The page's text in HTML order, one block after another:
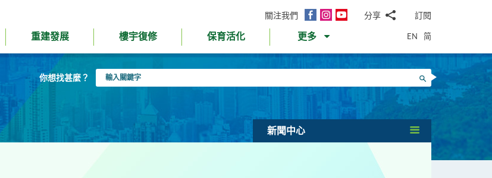
關注我們
面
InstagramYouTube分享
郵WhatsApp
微
信
面
書Twitter
LinkedIn
微
博
訂閱
重建發展 樓宇復修 保育活化 更多 EN 简
你想找甚麼？
入
字
搜尋
新聞中心